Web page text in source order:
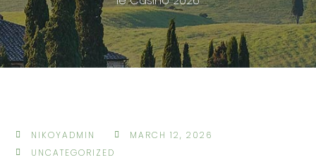
NIKOYADMIN
MARCH 12, 2026
UNCATEGORIZED